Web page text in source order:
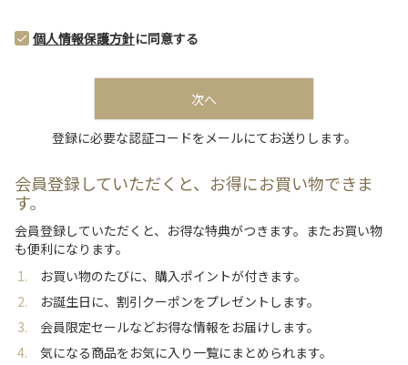
個人情報保護方針に同意する
次へ
登録に必要な認証コードをメールにてお送りします。
会員登録していただくと、お得にお買い物できま
す。
会員登録していただくと、お得な特典がつきます。またお買い物
も便利になります。
お買い物のたびに、購入ポイントが付きます。
お誕生日に、割引クーポンをプレゼントします。
会員限定セールなどお得な情報をお届けします。
気になる商品をお気に入り一覧にまとめられます。